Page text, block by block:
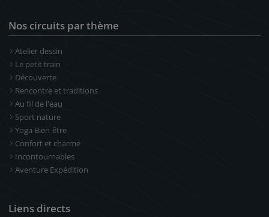
Nos circuits par thème
Atelier dessin
Le petit train
Découverte
Rencontre et traditions
Au fil de l'eau
Sport nature
Yoga Bien-être
Confort et charme
Incontournables
Aventure Expédition
Liens directs